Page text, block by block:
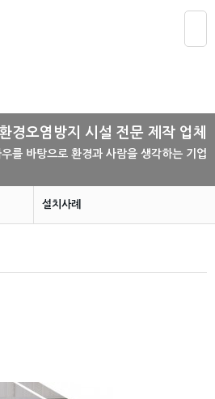
경오염방지 시설 전문 제작 업체
를 바탕으로 환경과 사람을 생각하는 기업
설치사례